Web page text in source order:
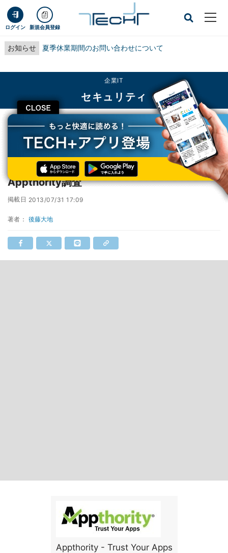
ログイン 新規会員登録
お知らせ 夏季休業期間のお問い合わせについて
CLOSE
企業IT
セキュリティ
TECH+ 企業IT
セキュリティ
モバイルアプリの8割以上に危険性あり - Appthority調査
モバイルアプリの8割以上に危険性あり -
Appthority調査
掲載日 2013/07/31 17:09
著者： 後藤大地
Appthority - Trust Your Apps